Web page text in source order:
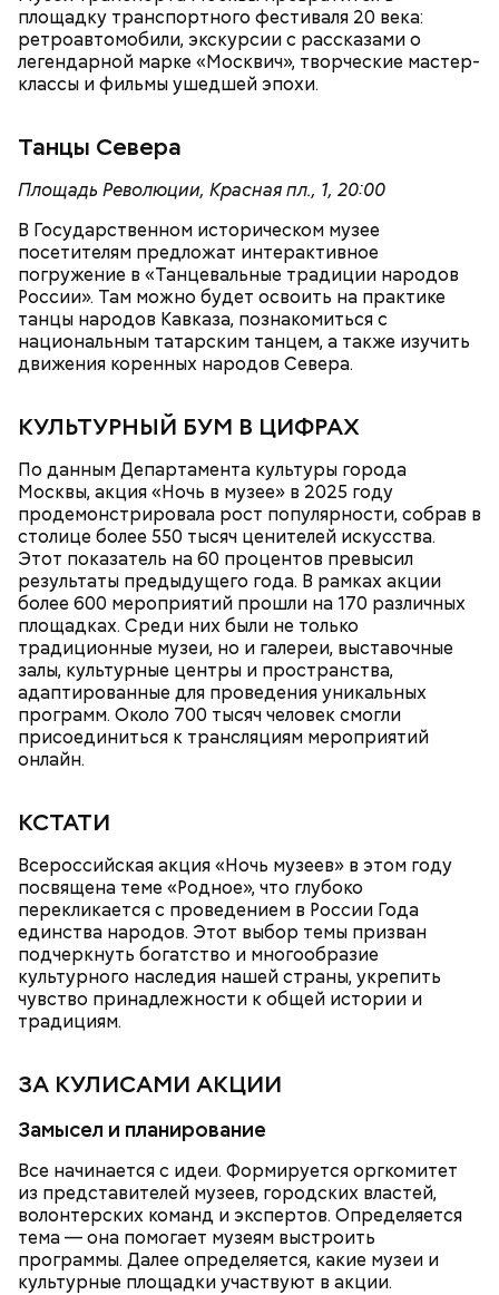
площадку транспортного фестиваля 20 века:
ретроавтомобили, экскурсии с рассказами о
легендарной марке «Москвич», творческие мастер-
классы и фильмы ушедшей эпохи.
Танцы Севера
Площадь Революции, Красная пл., 1, 20:00
В Государственном историческом музее
посетителям предложат интерактивное
погружение в «Танцевальные традиции народов
России». Там можно будет освоить на практике
танцы народов Кавказа, познакомиться с
национальным татарским танцем, а также изучить
движения коренных народов Севера.
КУЛЬТУРНЫЙ БУМ В ЦИФРАХ
По данным Департамента культуры города
Москвы, акция «Ночь в музее» в 2025 году
продемонстрировала рост популярности, собрав в
столице более 550 тысяч ценителей искусства.
Этот показатель на 60 процентов превысил
результаты предыдущего года. В рамках акции
более 600 мероприятий прошли на 170 различных
площадках. Среди них были не только
традиционные музеи, но и галереи, выставочные
залы, культурные центры и пространства,
адаптированные для проведения уникальных
программ. Около 700 тысяч человек смогли
присоединиться к трансляциям мероприятий
онлайн.
КСТАТИ
Всероссийская акция «Ночь музеев» в этом году
посвящена теме «Родное», что глубоко
перекликается с проведением в России Года
единства народов. Этот выбор темы призван
подчеркнуть богатство и многообразие
культурного наследия нашей страны, укрепить
чувство принадлежности к общей истории и
традициям.
ЗА КУЛИСАМИ АКЦИИ
Замысел и планирование
Все начинается с идеи. Формируется оргкомитет
из представителей музеев, городских властей,
волонтерских команд и экспертов. Определяется
тема — она помогает музеям выстроить
программы. Далее определяется, какие музеи и
культурные площадки участвуют в акции.
В Первом московском образовательном комплексе
обновили мастерские для дизайнеров одежды. Их
оснастили промышленными швейными машинами,
парогенераторами, раскройными столами и
манекенами. В колледже также открылась
лаборатория для бариста с профессиональными
кофемашинами и инструментами, где уже
занимаются более 500 студентов.
— Модернизация мастерских помогает сократить
разрыв между учебным процессом и реальным
производством. Теперь в наших швейных
лабораториях и лаборатории напитков у каждого
студента есть свое оборудование и свой станок,
на котором они могут отработать необходимые
навыки. Это дает выпускникам конкурентные
преимущества при трудоустройстве, — отметил
директор Первого московского образовательного
Реальные знания
Ситора Даргель, заместитель директора по
событийному маркетингу кинопарка «Москино»:
Кинопарк «Москино» — часть проекта мэра
столицы «Москва — город кино» и объект
московского кинокластера. На экскурсиях мы
предлагаем ребятам полностью погрузиться в
киносреду — пообщаться со специалистами,
увидеть павильоны, в которых снимаются крупные
отечественные новинки. Здесь мы можем показать
учащимся старших классов весь процесс
кинопроизводства изнутри.
СПРАВКА